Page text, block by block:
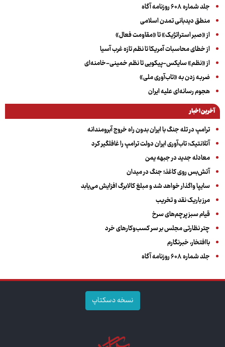
جلد شماره ۶۰۸ روزنامه آگاه
منطق دیدبانی تمدن اسلامی
از «صبر استراتژیک» تا «مقاومت فعال»
از خطای محاسبات آمریکا تا نظم تازه غرب آسیا
از «نظم» سایکس-پیکویی تا نظم خمینی-خامنه‌ای
ضربه زدن به «تاب‌آوری ملی»
هجوم رسانه‌ای علیه ایران
آخرین اخبار
ترامپ در تله جنگ با ایران بدون راه خروج آبرومندانه
آتلانتیک: تاب‌آوری ایران دولت ترامپ را غافلگیر کرد
معادله جدید در جبهه یمن
آتش‌بس روی کاغذ؛ جنگ در میدان
سایپا واگذار خواهد شد و مبلغ کالابرگ افزایش می‌یابد
مرز باریک نقد و تخریب
قیام سبز پرچم‌های سرخ
چتر نظارتی مجلس بر سر کسب‌وکارهای خرد
باافتخار، خبرنگارم
جلد شماره ۶۰۸ روزنامه آگاه
نسخه دسکتاپ